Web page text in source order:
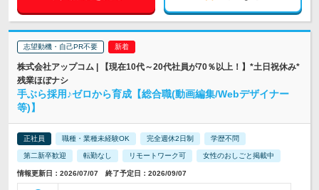
志望動機・自己PR不要
株式会社アップコム | 【現在10代～20代社員が70％以上！】*土日祝休み*
残業ほぼナシ
手ぶら採用♪ゼロから育成【総合職(動画編集/Webデザイナー
等)】
正社員 職種・業種未経験OK 完全週休2日制 学歴不問
第二新卒歓迎 転勤なし リモートワーク可 女性のおしごと掲載中
情報更新日：2026/07/07 終了予定日：2026/09/07